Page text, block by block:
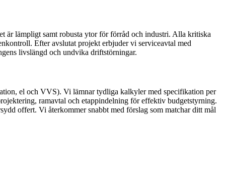
är lämpligt samt robusta ytor för förråd och industri. Alla kritiska
Efter avslutat projekt erbjuder vi serviceavtal med
livslängd och undvika driftstörningar.
el och VVS). Vi lämnar tydliga kalkyler med specifikation per
ramavtal och etappindelning för effektiv budgetstyrning.
offert. Vi återkommer snabbt med förslag som matchar ditt mål